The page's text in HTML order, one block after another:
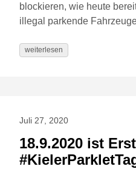
blockieren, wie heute
illegal parkende
weiterlesen
Juli 27, 2020
18.9.2020 ist